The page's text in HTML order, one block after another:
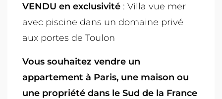
VENDU en exclusivité : Villa vue mer
avec piscine dans un domaine privé
aux portes de Toulon
Vous souhaitez vendre un
appartement à Paris, une maison ou
une propriété dans le Sud de la France